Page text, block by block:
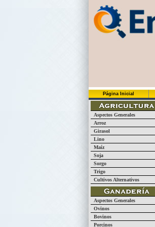
Página Inicial
Aspectos Generales
Arroz
Girasol
Lino
Maíz
Soja
Sorgo
Trigo
Cultivos Alternativos
Aspectos Generales
Ovinos
Bovinos
Porcinos